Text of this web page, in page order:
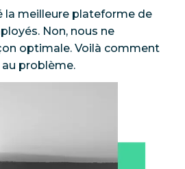
la meilleure plateforme de
Non, nous ne
optimale. Voilà comment
problème.